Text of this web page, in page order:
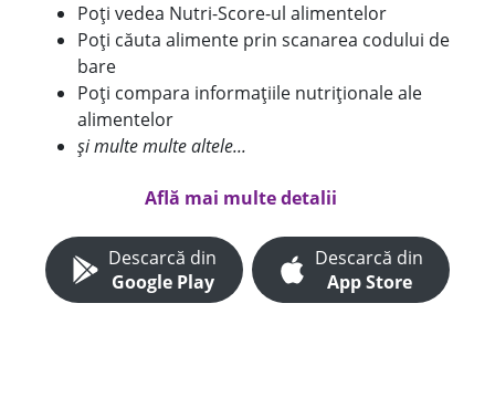
Poți vedea Nutri-Score-ul alimentelor
Poți căuta alimente prin scanarea codului de
bare
Poți compara informațiile nutriționale ale
alimentelor
și multe multe altele...
Află mai multe detalii
Descarcă din
Google Play
Descarcă din
App Store